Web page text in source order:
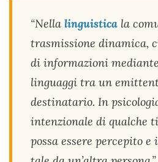
“Nella linguistica la
trasmissione dinamica,
di informazioni
linguaggi tra un
destinatario. In
intenzionale di qualche
possa essere percepito